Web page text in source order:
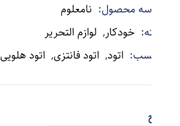
شناسه محصول: نامعلوم
دسته: خودکار, لوازم التحریر
برچسب: اتود, اتود فانتزی, اتود هلویی
طرح